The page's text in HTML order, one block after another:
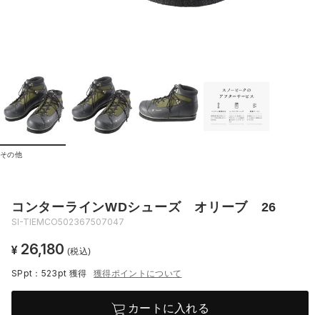
その他
コンターラインWDシューズ オリーブ 26
SI-TIEMCO502367507047
¥ 26,180 (税込)
SPpt：523pt 獲得 獲得ポイントについて
カートに入れる